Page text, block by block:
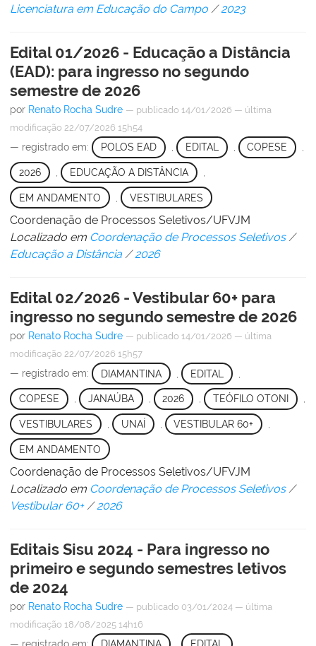
Licenciatura em Educação do Campo /2023
Edital 01/2026 - Educação a Distância
(EAD): para ingresso no segundo
semestre de 2026
por Renato Rocha Sudre — publicado 14/01/2026 — última
modificação 22/07/2026 15h54
— registrado em: POLOS EAD , EDITAL , COPESE ,
2026 EDUCAÇÃO A DISTÂNCIA
EM ANDAMENTO VESTIBULARES
Coordenação de Processos Seletivos/UFVJM
Localizado em Coordenação de Processos Seletivos /
Educação a Distância /2026
Edital 02/2026 - Vestibular 60+ para
ingresso no segundo semestre de 2026
por Renato Rocha Sudre — publicado 14/01/2026 — última
modificação 22/07/2026 15h57
— registrado em: DIAMANTINA EDITAL
COPESE , JANAÚBA , 2026 , TEÓFILO OTONI ,
VESTIBULARES UNAÍ VESTIBULAR 60+
EM ANDAMENTO
Coordenação de Processos Seletivos/UFVJM
Localizado em Coordenação de Processos Seletivos /
Vestibular 60+ /2026
Editais Sisu 2024 - Para ingresso no
primeiro e segundo semestres letivos
de 2024
por Renato Rocha Sudre — publicado 03/01/2024 — última
modificação 18/08/2025 14h16